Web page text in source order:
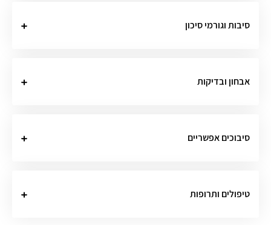
סיבות וגורמי סיכון
אבחון ובדיקות
סיבוכים אפשריים
טיפולים ותרופות